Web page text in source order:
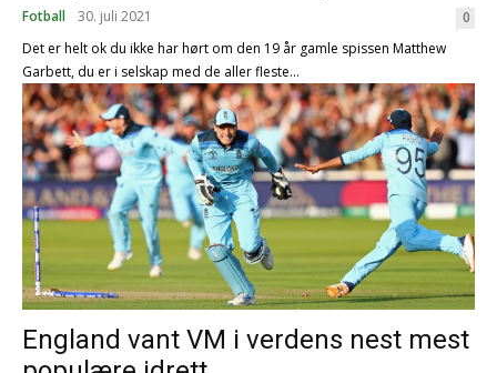
Fotball 30. juli 2021
0
Det er helt ok du ikke har hørt om den 19 år gamle spissen Matthew
Garbett, du er i selskap med de aller fleste...
England vant VM i verdens nest mest